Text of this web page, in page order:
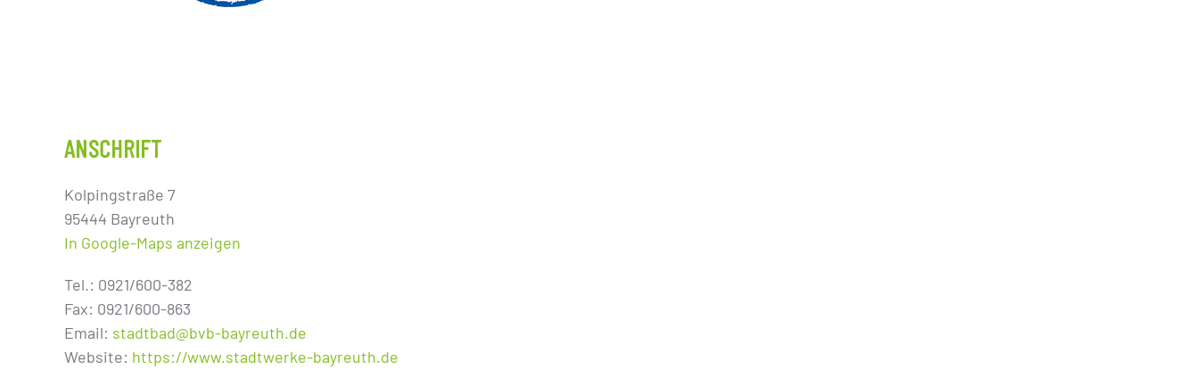
ANSCHRIFT
Kolpingstraße 7
95444 Bayreuth
In Google-Maps anzeigen
Tel.: 0921/600-382
Fax: 0921/600-863
Email: stadtbad@bvb-bayreuth.de
Website: https://www.stadtwerke-bayreuth.de